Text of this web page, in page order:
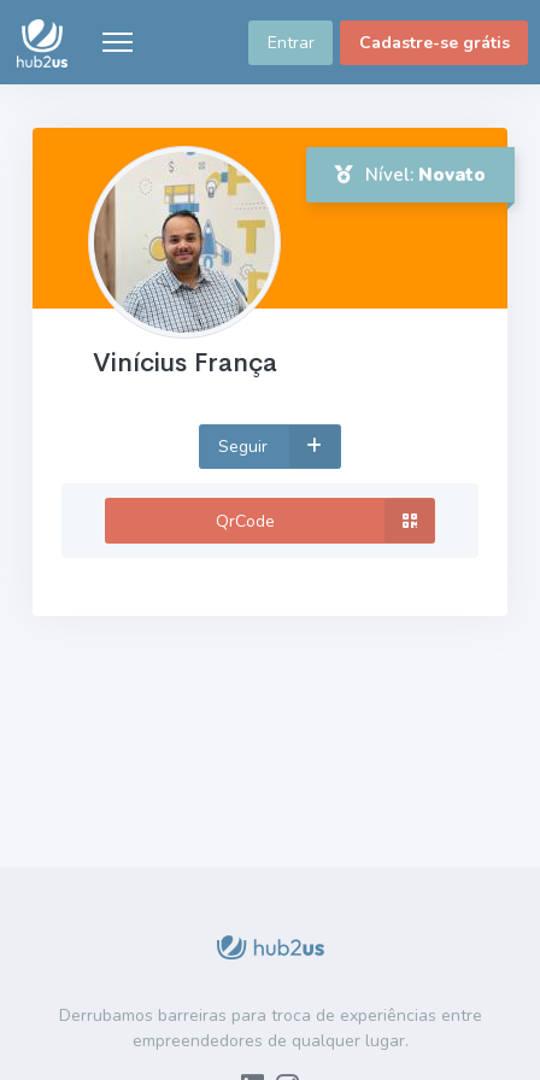
Entrar Cadastre-se grátis
Nível: Novato
Vinícius França
Seguir
QrCode
Derrubamos barreiras para troca de experiências entre
empreendedores de qualquer lugar.